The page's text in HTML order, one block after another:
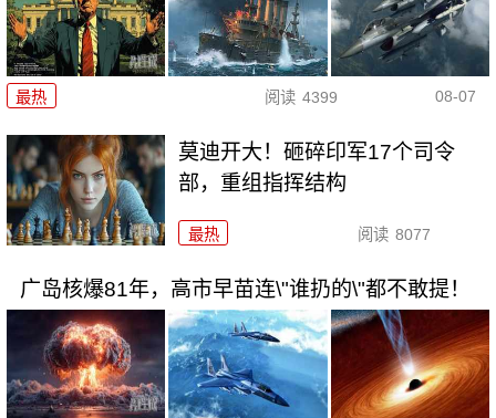
最热 阅读 4399 08-07
莫迪开大！砸碎印军17个司令
部，重组指挥结构
最热 阅读 8077
广岛核爆81年，高市早苗连\"谁扔的\"都不敢提！